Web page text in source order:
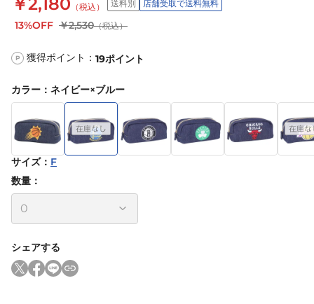
（税込） 送料別 店舗受取で送料無料
13%OFF ￥2,530（税込）
P 獲得ポイント： 19ポイント
カラー ： ネイビー×ブルー
サイズ： F
数量：
シェアする